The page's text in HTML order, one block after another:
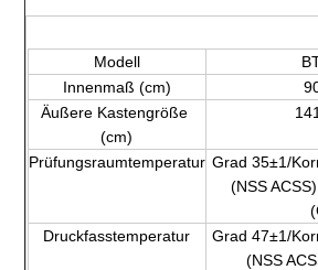
Modell
Innenmaß (cm)
Äußere Kastengröße
(cm)
Prüfungsraumtemperatur Grad 35±1/
(NSS
Druckfasstemperatur
Grad 47±1/
(NSS